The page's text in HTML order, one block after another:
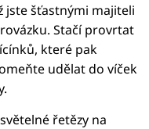
jste šťastnými majiteli
Stačí provrtat
které pak
udělat do víček
řetězy na